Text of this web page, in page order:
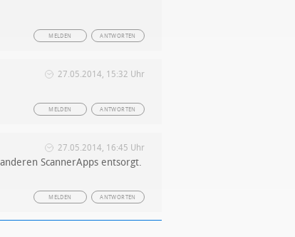
ANTWORTEN
MELDEN
27.05.2014, 15:32 Uhr
ANTWORTEN
MELDEN
27.05.2014, 16:45 Uhr
ScannerApps entsorgt.
ANTWORTEN
MELDEN